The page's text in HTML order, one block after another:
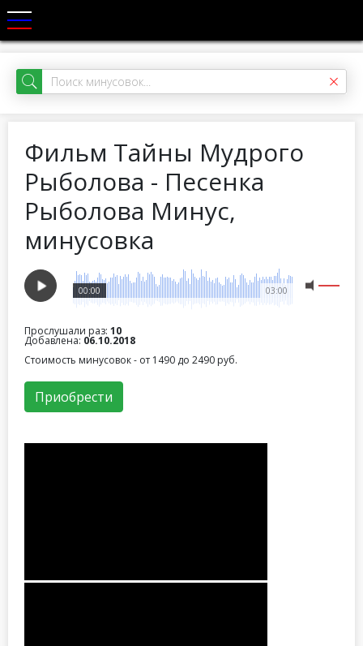
Фильм Тайны Мудрого
Рыболова - Песенка
Рыболова Минус,
минусовка
03:00
00:00
Прослушали раз: 10
Добавлена: 06.10.2018
Стоимость минусовок - от 1490 до 2490 руб.
Приобрести